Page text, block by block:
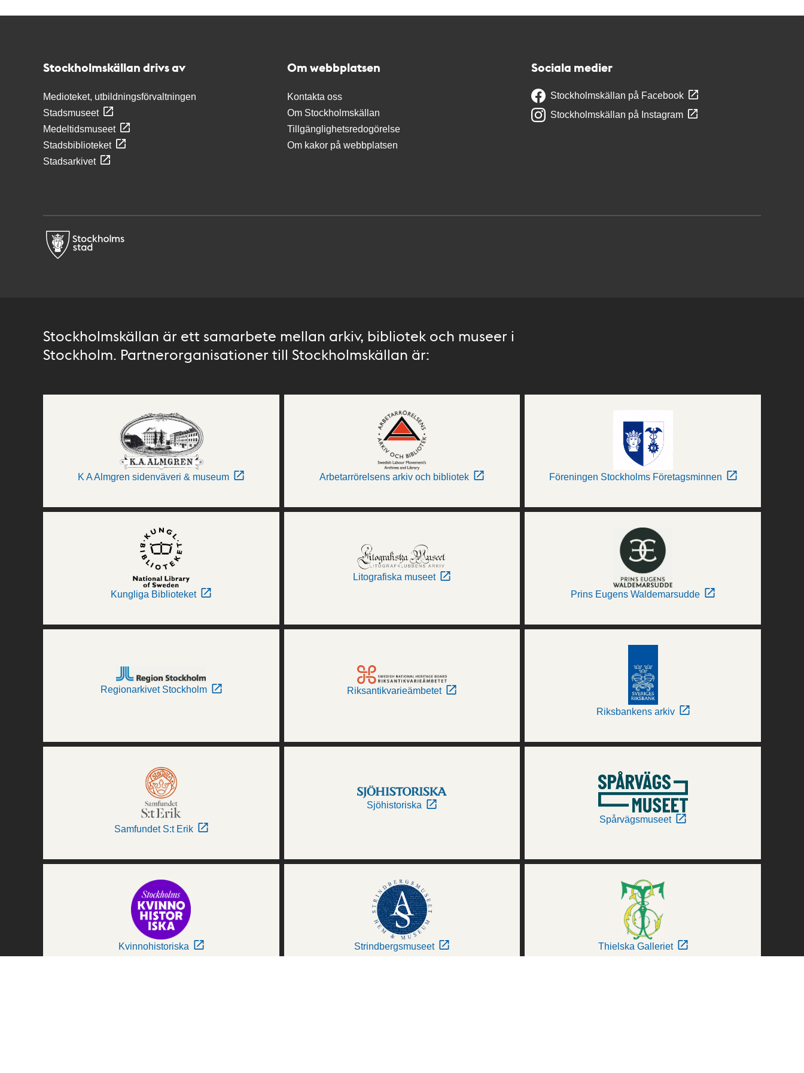
Stockholmskällan drivs av
Medioteket, utbildningsförvaltningen
Stadsmuseet
Medeltidsmuseet
Stadsbiblioteket
Stadsarkivet
Om webbplatsen
Kontakta oss
Om Stockholmskällan
Tillgänglighetsredogörelse
Om kakor på webbplatsen
Sociala medier
Stockholmskällan på Facebook
Stockholmskällan på Instagram
Stockholmskällan är ett samarbete mellan arkiv, bibliotek och museer i
Stockholm. Partnerorganisationer till Stockholmskällan är:
K A Almgren sidenväveri & museum Arbetarrörelsens arkiv och bibliotek Föreningen Stockholms Företagsminnen
Kungliga Biblioteket
Litografiska museet
Prins Eugens Waldemarsudde
Regionarkivet Stockholm Riksantikvarieämbetet
Riksbankens arkiv
Samfundet S:t Erik
Sjöhistoriska
Spårvägsmuseet
Kvinnohistoriska Strindbergsmuseet Thielska Galleriet